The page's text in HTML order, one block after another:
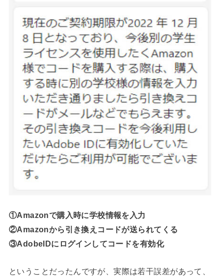
①Amazonで購入時に学校情報を入力
②Amazonから引き換えコードが送られてくる
③AdobeIDにログインしてコードを有効化
ということだったんですが、実際は若干誤差があって、